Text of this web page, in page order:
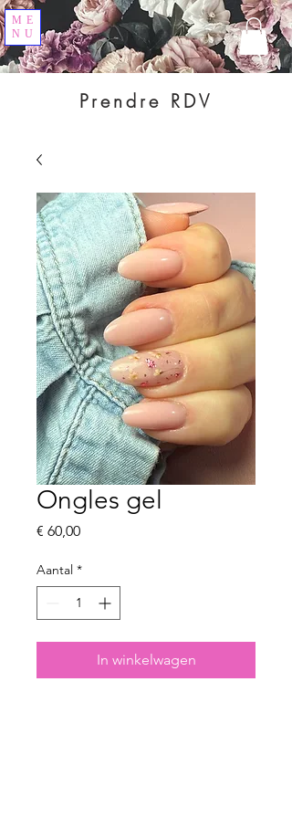
ME
NU
Prendre RDV
Ongles gel
€ 60,00Prijs
Aantal *
In winkelwagen